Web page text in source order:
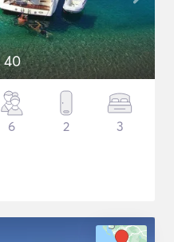
40
6 2 3